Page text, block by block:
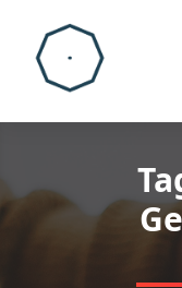
content